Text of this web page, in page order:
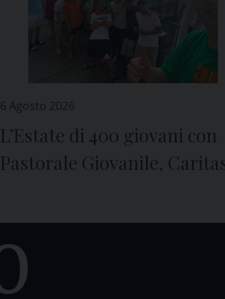
6 Agosto 2026
L’Estate di 400 giovani con
Pastorale Giovanile,